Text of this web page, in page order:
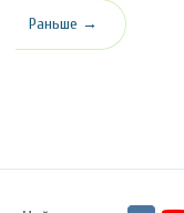
Раньше →